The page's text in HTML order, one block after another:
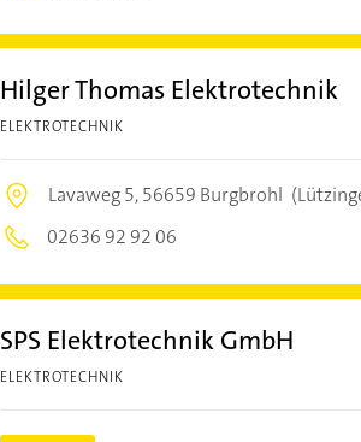
Hilger Thomas Elektrotechnik
ELEKTROTECHNIK
Lavaweg 5,56659 Burgbrohl
02636 92 92 06
SPS Elektrotechnik GmbH
ELEKTROTECHNIK